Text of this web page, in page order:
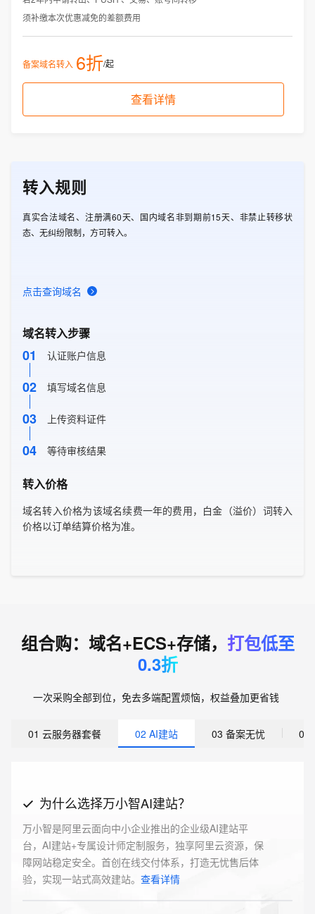
须补缴本次优惠减免的差额费用
备案域名转入 6折/起
查看详情
转入规则
真实合法域名、注册满60天、国内域名非到期前15天、非禁止转移状
态、无纠纷限制，方可转入。
点击查询域名
域名转入步骤
01 认证账户信息
02 填写域名信息
03 上传资料证件
04 等待审核结果
转入价格
域名转入价格为该域名续费一年的费用，白金（溢价）词转入
价格以订单结算价格为准。
组合购：域名+ECS+存储， 打包低至
0.3折
一次采购全部到位，免去多端配置烦恼，权益叠加更省钱
01 云服务器套餐 02 AI建站 03 备案无忧 04
为什么选择万小智AI建站？
万小智是阿里云面向中小企业推出的企业级AI建站平
台，AI建站+专属设计师定制服务，独享阿里云资源，保
障网站稳定安全。首创在线交付体系，打造无忧售后体
验，实现一站式高效建站。 查看详情